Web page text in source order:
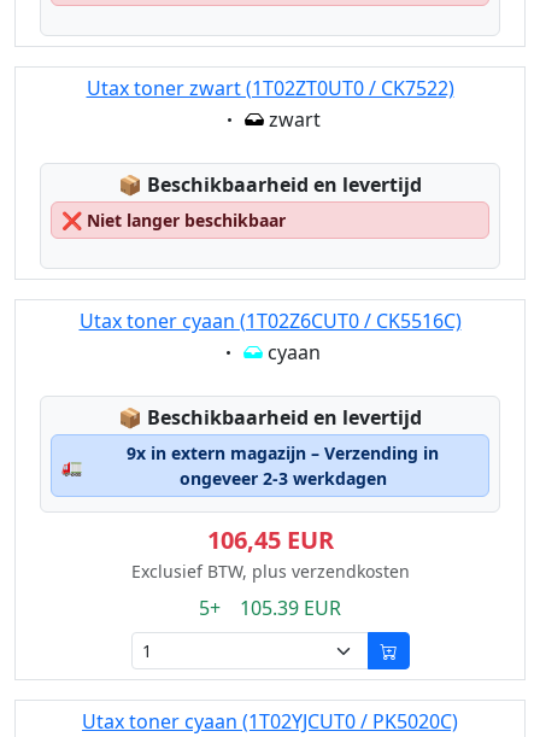
Utax toner zwart (1T02ZT0UT0 / CK7522)
Eigenschaft:
zwart
📦 Lagerstatus:
Beschikbaarheid en levertijd
❌ Niet langer beschikbaar
Utax toner cyaan (1T02Z6CUT0 / CK5516C)
Eigenschaft:
cyaan
📦 Lagerstatus:
Beschikbaarheid en levertijd
🚛
9x in extern magazijn – Verzending in
ongeveer 2-3 werkdagen
106,45 EUR
Exclusief BTW, plus verzendkosten
5+ 105.39 EUR
Utax toner cyaan (1T02YJCUT0 / PK5020C)